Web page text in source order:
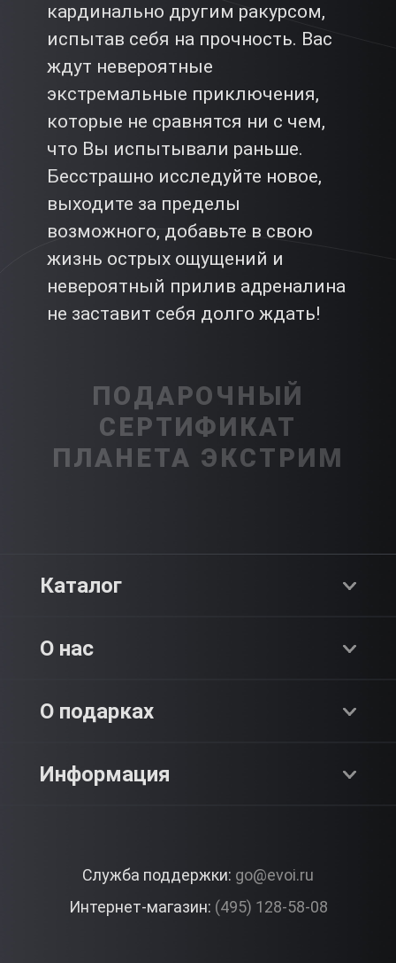
кардинально другим ракурсом,
испытав себя на прочность. Вас
ждут невероятные
экстремальные приключения,
которые не сравнятся ни с чем,
что Вы испытывали раньше.
Бесстрашно исследуйте новое,
выходите за пределы
возможного, добавьте в свою
жизнь острых ощущений и
невероятный прилив адреналина
не заставит себя долго ждать!
ПОДАРОЧНЫЙ
СЕРТИФИКАТ
ПЛАНЕТА ЭКСТРИМ
Каталог
Premium
О нас
О компании
Контакты
О подарках
Как это работает?
Вопросы и ответы
Информация
Корпоративные подарки
Служба поддержки: go@evoi.ru
Интернет-магазин: (495) 128-58-08